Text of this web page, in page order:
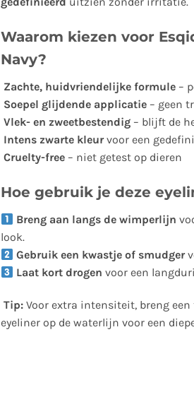
Waarom kiezen voor
Navy?
Zachte, huidvriendelijke formule –
Soepel glijdende applicatie – geen
Vlek- en zweetbestendig – blijft de
Intens zwarte kleurvoor een
Cruelty-free – niet getest op dieren
Hoe gebruik je deze
Breng aan langs de wimperlijn
look.
Gebruik een kwastje of smudger
Laat kort drogen voor een
Tip: Voor extra intensiteit, breng
eyeliner op de waterlijn voor een